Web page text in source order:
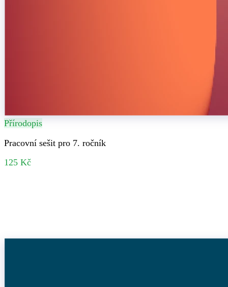
Přírodopis
Pracovní sešit pro 7. ročník
125 Kč